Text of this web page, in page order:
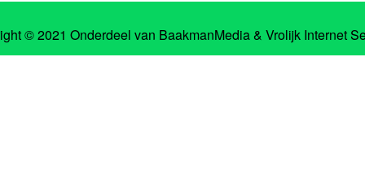
© 2021 Onderdeel van BaakmanMedia& Vrolijk Internet